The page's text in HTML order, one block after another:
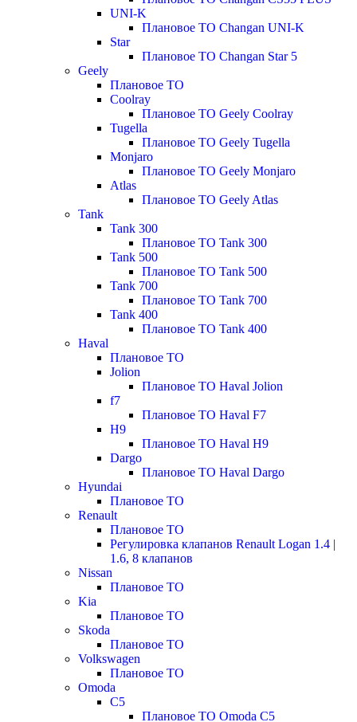
UNI-K
Плановое ТО Changan UNI-K
Star
Плановое ТО Changan Star 5
Geely
Плановое ТО
Coolray
Плановое ТО Geely Coolray
Tugella
Плановое ТО Geely Tugella
Monjaro
Плановое ТО Geely Monjaro
Atlas
Плановое ТО Geely Atlas
Tank
Tank 300
Плановое ТО Tank 300
Tank 500
Плановое ТО Tank 500
Tank 700
Плановое ТО Tank 700
Tank 400
Плановое ТО Tank 400
Haval
Плановое ТО
Jolion
Плановое ТО Haval Jolion
f7
Плановое ТО Haval F7
H9
Плановое ТО Haval H9
Dargo
Плановое ТО Haval Dargo
Hyundai
Плановое ТО
Renault
Плановое ТО
Регулировка клапанов Renault Logan 1.4 |
1.6, 8 клапанов
Nissan
Плановое ТО
Kia
Плановое ТО
Skoda
Плановое ТО
Volkswagen
Плановое ТО
Omoda
C5
Плановое ТО Omoda C5